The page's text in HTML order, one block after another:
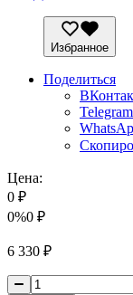
Избранное
Поделиться
Telegram
Цена:
0 ₽
0%0 ₽
6 330 ₽